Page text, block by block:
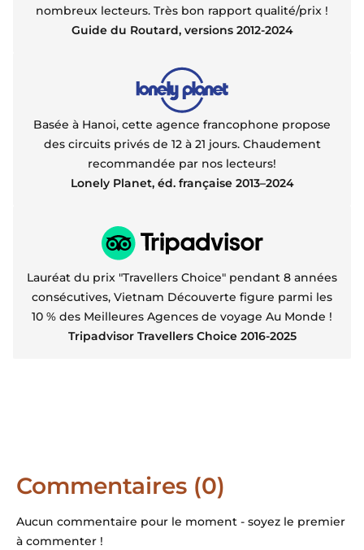
nombreux lecteurs. Très bon rapport qualité/prix !
Guide du Routard, versions 2012-2024
Basée à Hanoi, cette agence francophone propose
des circuits privés de 12 à 21 jours. Chaudement
recommandée par nos lecteurs!
Lonely Planet, éd. française 2013–2024
Lauréat du prix "Travellers Choice" pendant 8 années
consécutives, Vietnam Découverte figure parmi les
10 % des Meilleures Agences de voyage Au Monde !
Tripadvisor Travellers Choice 2016-2025
Commentaires (0)
Aucun commentaire pour le moment - soyez le premier
à commenter !